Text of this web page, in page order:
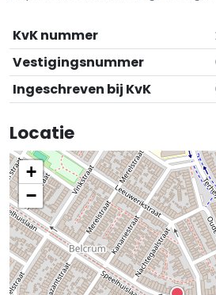
KvK nummer
Vestigingsnummer
Ingeschreven bij KvK
Locatie
+
−